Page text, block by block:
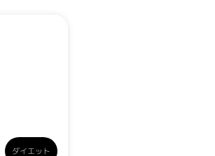
ダイエット